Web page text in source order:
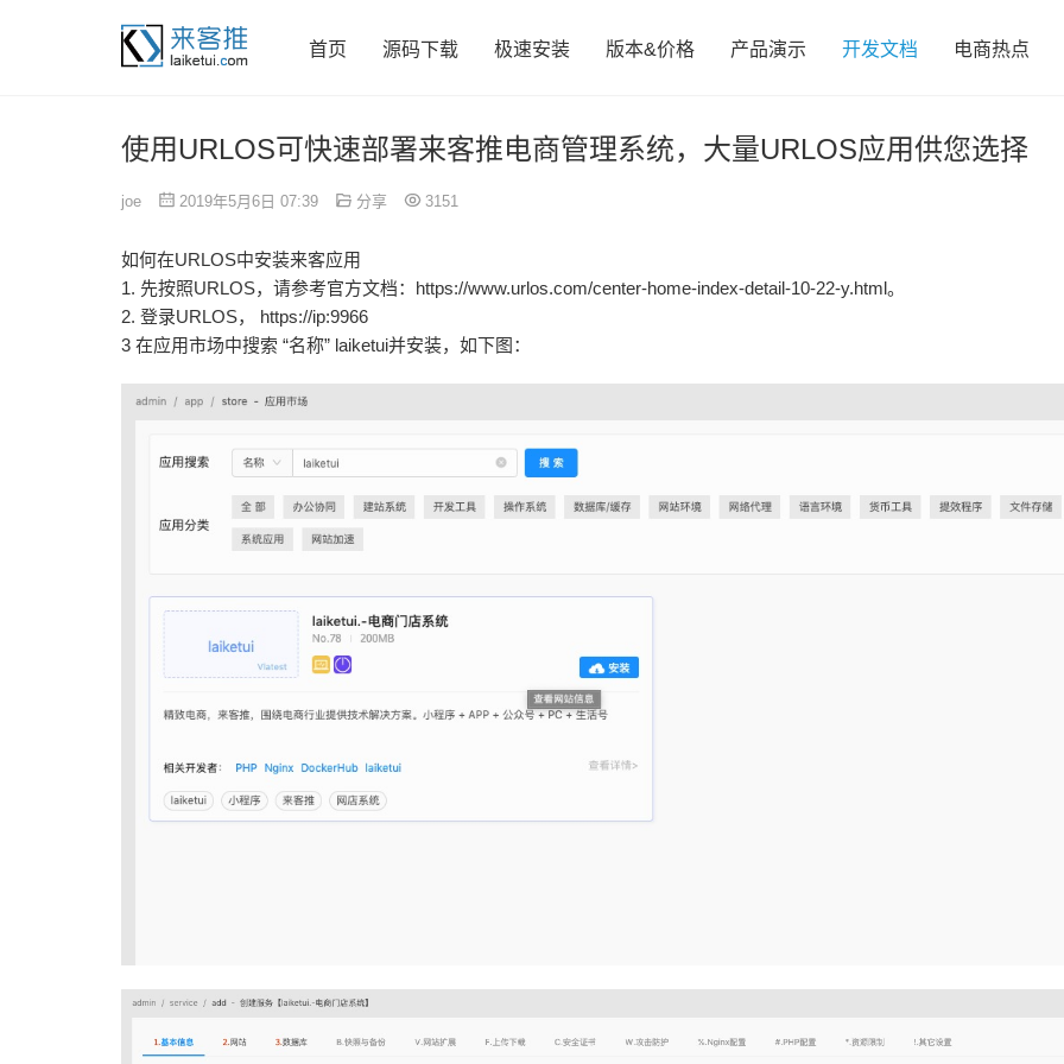
首页 源码下载 极速安装 版本&价格 产品演示 开发文档 电商热点
使用URLOS可快速部署来客推电商管理系统，大量URLOS应用供您选择
joe 2019年5月6日 07:39 分享 3151
如何在URLOS中安装来客应用
1. 先按照URLOS，请参考官方文档：https://www.urlos.com/center-home-index-detail-10-22-y.html。
2. 登录URLOS， https://ip:9966
3 在应用市场中搜索 “名称” laiketui并安装，如下图：